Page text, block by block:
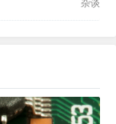
杂谈
组织发展（OD）究竟是什么？如何有效推进并解决企业管理难题？
杂谈